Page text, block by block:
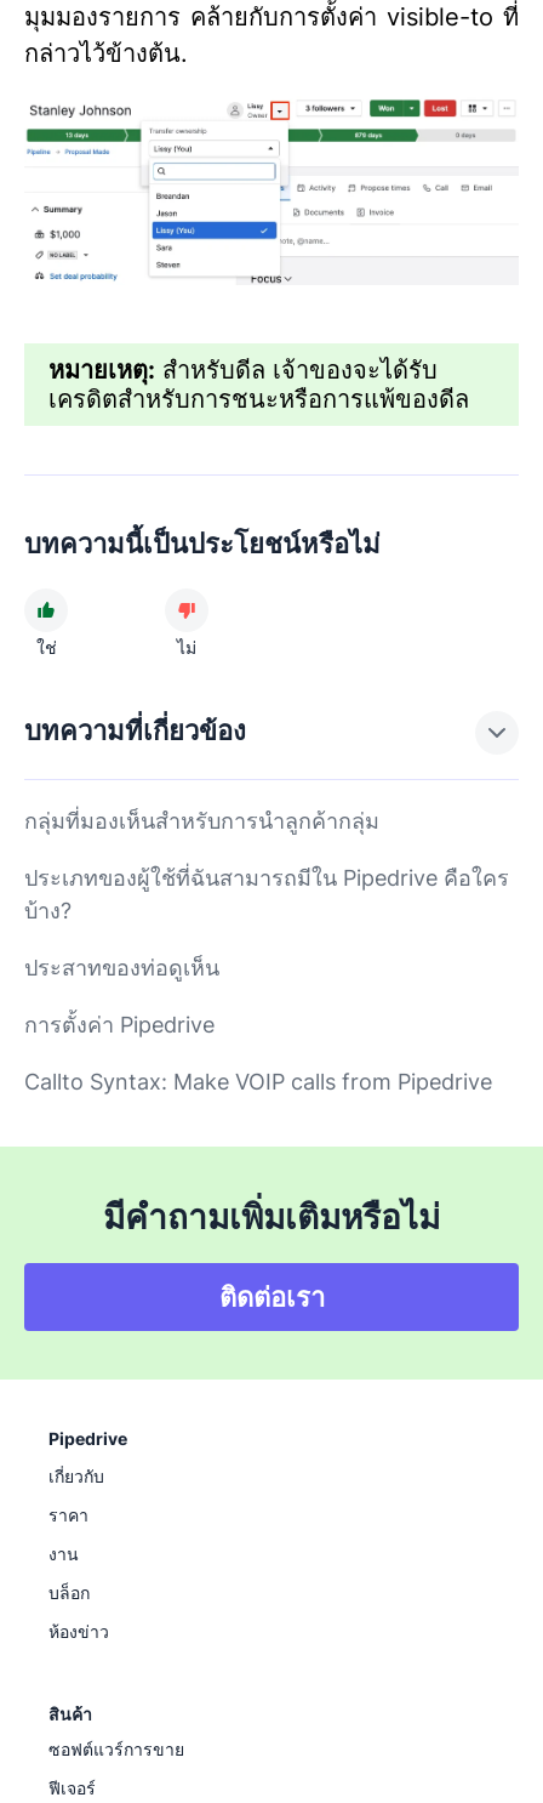
มุมมองรายการ คล้ายกับการตั้งค่า visible-to ที่
กล่าวไว้ข้างต้น.
หมายเหตุ: สำหรับดีล เจ้าของจะได้รับ
เครดิตสำหรับการชนะหรือการแพ้ของดีล
บทความนี้เป็นประโยชน์หรือไม่
ใช่ ไม่
บทความที่เกี่ยวข้อง
กลุ่มที่มองเห็นสำหรับการนำลูกค้ากลุ่ม
ประเภทของผู้ใช้ที่ฉันสามารถมีใน Pipedrive คือใคร
บ้าง?
ประสาทของท่อดูเห็น
การตั้งค่า Pipedrive
Callto Syntax: Make VOIP calls from Pipedrive
มีคำถามเพิ่มเติมหรือไม่
ติดต่อเรา
Pipedrive
เกี่ยวกับ
ราคา
งาน
บล็อก
ห้องข่าว
สินค้า
ซอฟต์แวร์การขาย
ฟีเจอร์